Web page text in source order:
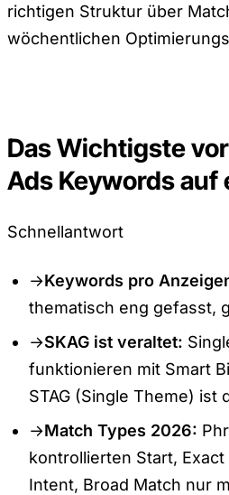
richtigen Struktur über
wöchentlichen
Das Wichtigste
Ads Keywords auf
Schnellantwort
→Keywords pro
thematisch eng gefasst,
→SKAG ist veraltet:
funktionieren mit Smart
STAG (Single Theme) ist
→Match Types 2026:
kontrollierten Start,
Intent, Broad Match nur